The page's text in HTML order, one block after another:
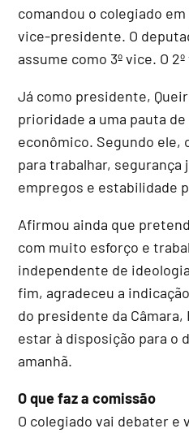
comandou o colegiado
vice-presidente. O
assume como 3º vice. O
Já como presidente,
prioridade a uma pauta
econômico. Segundo ele,
para trabalhar, segurança
empregos e estabilidade
Afirmou ainda que
com muito esforço e
independente de
fim, agradeceu a
do presidente da
estar à disposição para o
amanhã.
O que faz a comissão
O colegiado vai debater